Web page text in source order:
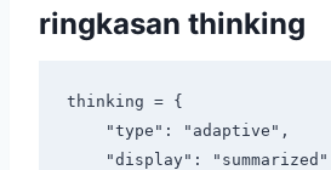
ringkasan thinking
thinking = {